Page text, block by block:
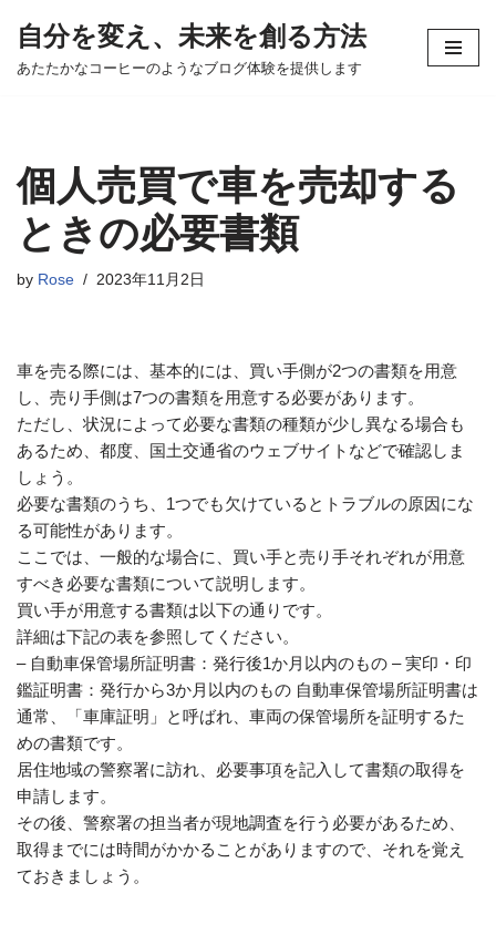
コ
ツ
へ
ス
キ
ッ
自分を変え、未来を創る方法
あたたかなコーヒーのようなブログ体験を提供します
個人売買で車を売却する
ときの必要書類
by Rose 2023年11月2日
車を売る際には、基本的には、買い手側が2つの書類を用意
し、売り手側は7つの書類を用意する必要があります。
ただし、状況によって必要な書類の種類が少し異なる場合も
あるため、都度、国土交通省のウェブサイトなどで確認しま
しょう。
必要な書類のうち、1つでも欠けているとトラブルの原因にな
る可能性があります。
ここでは、一般的な場合に、買い手と売り手それぞれが用意
すべき必要な書類について説明します。
買い手が用意する書類は以下の通りです。
詳細は下記の表を参照してください。
– 自動車保管場所証明書：発行後1か月以内のもの – 実印・印
鑑証明書：発行から3か月以内のもの 自動車保管場所証明書は
通常、「車庫証明」と呼ばれ、車両の保管場所を証明するた
めの書類です。
居住地域の警察署に訪れ、必要事項を記入して書類の取得を
申請します。
その後、警察署の担当者が現地調査を行う必要があるため、
取得までには時間がかかることがありますので、それを覚え
ておきましょう。